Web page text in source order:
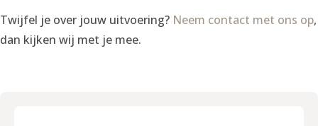
Twijfel je over jouw uitvoering? Neem contact met ons op,
dan kijken wij met je mee.